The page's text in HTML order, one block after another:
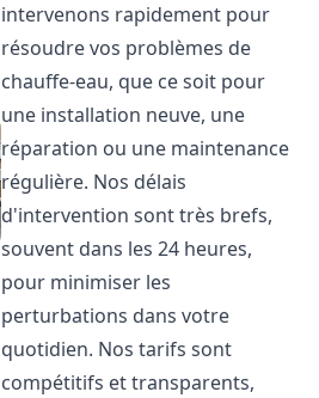
intervenons rapidement pour
résoudre vos problèmes de
chauffe-eau, que ce soit pour
une installation neuve, une
réparation ou une maintenance
régulière. Nos délais
d'intervention sont très brefs,
souvent dans les 24 heures,
pour minimiser les
perturbations dans votre
quotidien. Nos tarifs sont
compétitifs et transparents,